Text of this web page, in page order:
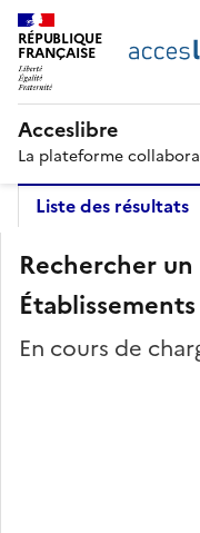
RÉPUBLIQUE
FRANÇAISE
Acceslibre
La plateforme
Liste des résultats
Rechercher
En cours de